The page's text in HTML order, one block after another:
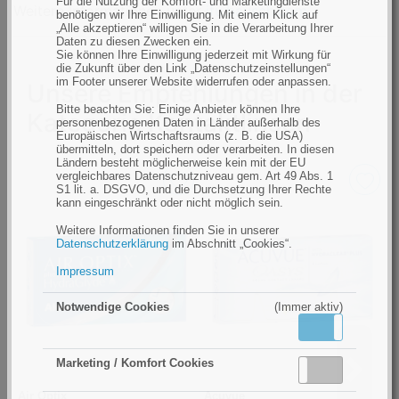
benötigen wir Ihre Einwilligung. Mit einem Klick auf
„Alle akzeptieren“ willigen Sie in die Verarbeitung Ihrer
Daten zu diesen Zwecken ein.
Sie können Ihre Einwilligung jederzeit mit Wirkung für
die Zukunft über den Link „Datenschutzeinstellungen“
im Footer unserer Website widerrufen oder anpassen.
Bitte beachten Sie: Einige Anbieter können Ihre
personenbezogenen Daten in Länder außerhalb des
Europäischen Wirtschaftsraums (z. B. die USA)
übermitteln, dort speichern oder verarbeiten. In diesen
Ländern besteht möglicherweise kein mit der EU
vergleichbares Datenschutzniveau gem. Art 49 Abs. 1
S1 lit. a. DSGVO, und die Durchsetzung Ihrer Rechte
kann eingeschränkt oder nicht möglich sein.
Weitere Informationen finden Sie in unserer
Datenschutzerklärung im Abschnitt „Cookies“.
Impressum
Notwendige Cookies (Immer aktiv)
Marketing / Komfort Cookies
Weitere Informationen unterifu.bausch.com
Unsere Empfehlungen in der
Kategorie Kontaktlinsen
Air Optix Acuvue